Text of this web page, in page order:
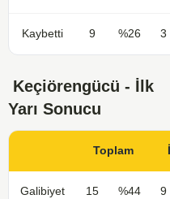
Kaybetti 9 %26 3
Keçiörengücü - İlk
Yarı Sonucu
Toplam
Galibiyet 15 %44 9